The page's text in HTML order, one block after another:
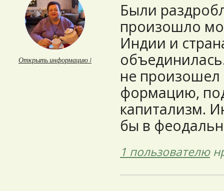
Открыть информацию ↓
Были
произошло
Индии и
не
формацию,
капитализм.
бы в
1 пользователю